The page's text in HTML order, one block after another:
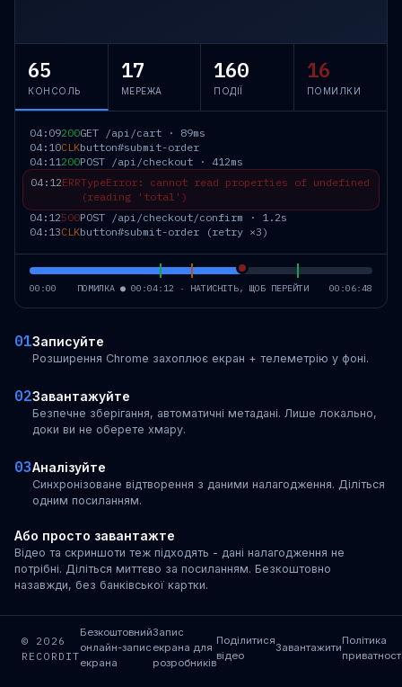
65
КОНСОЛЬ
17
МЕРЕЖА
160
ПОДІЇ
16
ПОМИЛКИ
04:09200GET /api/cart · 89ms
04:10CLKbutton#submit-order
04:11200POST /api/checkout · 412ms
04:12ERRTypeError: cannot read properties of undefined
(reading 'total')
04:12500POST /api/checkout/confirm · 1.2s
04:13CLKbutton#submit-order (retry ×3)
00:00 ПОМИЛКА ● 00:04:12 · НАТИСНІТЬ, ЩОБ ПЕРЕЙТИ 00:06:48
01Записуйте
Розширення Chrome захоплює екран + телеметрію у фоні.
02Завантажуйте
Безпечне зберігання, автоматичні метадані. Лише локально,
доки ви не оберете хмару.
03Аналізуйте
Синхронізоване відтворення з даними налагодження. Діліться
одним посиланням.
Або просто завантажте
Відео та скриншоти теж підходять - дані налагодження не
потрібні. Діліться миттєво за посиланням. Безкоштовно
назавжди, без банківської картки.
© 2026
RECORDIT
Безкоштовний
онлайн-запис
екрана
Запис
екрана для
розробників
Поділитися
відео
Завантажити
Політика